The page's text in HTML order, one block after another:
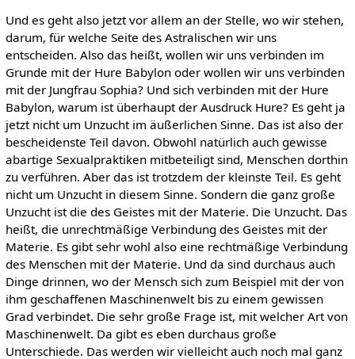
Und es geht also jetzt vor allem an der Stelle, wo wir stehen,
darum, für welche Seite des Astralischen wir uns
entscheiden. Also das heißt, wollen wir uns verbinden im
Grunde mit der Hure Babylon oder wollen wir uns verbinden
mit der Jungfrau Sophia? Und sich verbinden mit der Hure
Babylon, warum ist überhaupt der Ausdruck Hure? Es geht ja
jetzt nicht um Unzucht im äußerlichen Sinne. Das ist also der
bescheidenste Teil davon. Obwohl natürlich auch gewisse
abartige Sexualpraktiken mitbeteiligt sind, Menschen dorthin
zu verführen. Aber das ist trotzdem der kleinste Teil. Es geht
nicht um Unzucht in diesem Sinne. Sondern die ganz große
Unzucht ist die des Geistes mit der Materie. Die Unzucht. Das
heißt, die unrechtmäßige Verbindung des Geistes mit der
Materie. Es gibt sehr wohl also eine rechtmäßige Verbindung
des Menschen mit der Materie. Und da sind durchaus auch
Dinge drinnen, wo der Mensch sich zum Beispiel mit der von
ihm geschaffenen Maschinenwelt bis zu einem gewissen
Grad verbindet. Die sehr große Frage ist, mit welcher Art von
Maschinenwelt. Da gibt es eben durchaus große
Unterschiede. Das werden wir vielleicht auch noch mal ganz